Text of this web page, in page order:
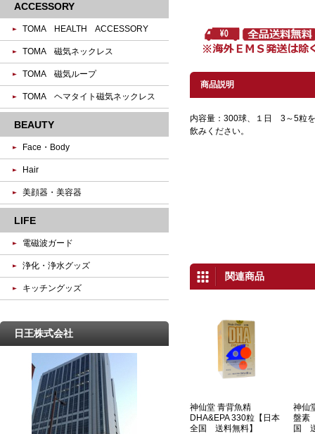
商品説明
内容量：300球、１日 3～5粒
飲みください。
関連商品
神仙堂 青背魚精
DHA&EPA 330粒【日本
全国 送料無料】
神仙
盤素
国
ACCESSORY
TOMA HEALTH ACCESSORY
TOMA 磁気ネックレス
TOMA 磁気ループ
TOMA ヘマタイト磁気ネックレス
BEAUTY
Face・Body
Hair
美顔器・美容器
LIFE
電磁波ガード
浄化・浄水グッズ
キッチングッズ
日王株式会社